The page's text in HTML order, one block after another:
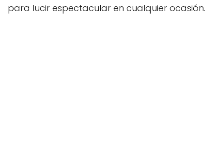
para lucir espectacular en cualquier ocasión.